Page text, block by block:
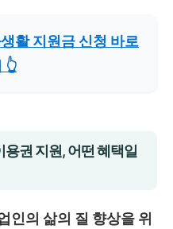
활 지원금 신청 바로
👆
권 지원, 어떤 혜택일
인의 삶의 질 향상을 위